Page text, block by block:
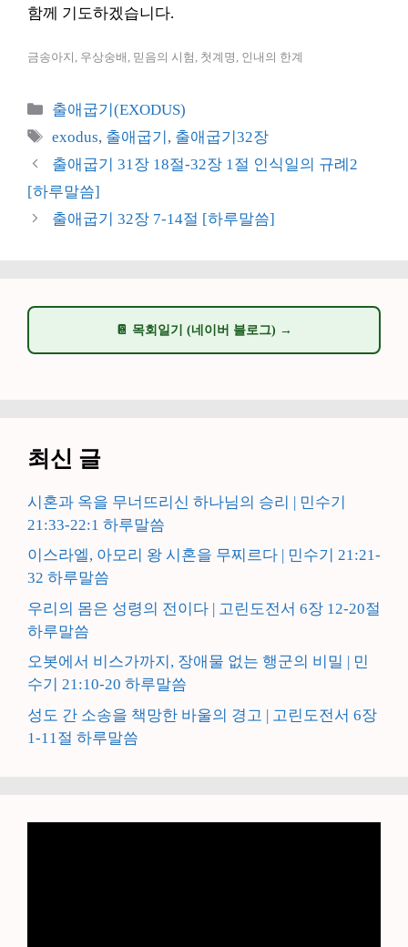
함께 기도하겠습니다.
금송아지, 우상숭배, 믿음의 시험, 첫계명, 인내의 한계
카
리
출애굽기(EXODUS)
태
그
exodus, 출애굽기 , 출애굽기32장
출애굽기 31장 18절-32장 1절 인식일의 규례2
[하루말씀]
출애굽기 32장 7-14절 [하루말씀]
📔 목회일기 (네이버 블로그) →
최신 글
시혼과 옥을 무너뜨리신 하나님의 승리 | 민수기
21:33-22:1 하루말씀
이스라엘, 아모리 왕 시혼을 무찌르다 | 민수기 21:21-
32 하루말씀
우리의 몸은 성령의 전이다 | 고린도전서 6장 12-20절
하루말씀
오봇에서 비스가까지, 장애물 없는 행군의 비밀 | 민
수기 21:10-20 하루말씀
성도 간 소송을 책망한 바울의 경고 | 고린도전서 6장
1-11절 하루말씀